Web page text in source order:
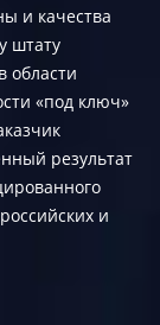
и качества
штату
области
«под ключ»
результат
и